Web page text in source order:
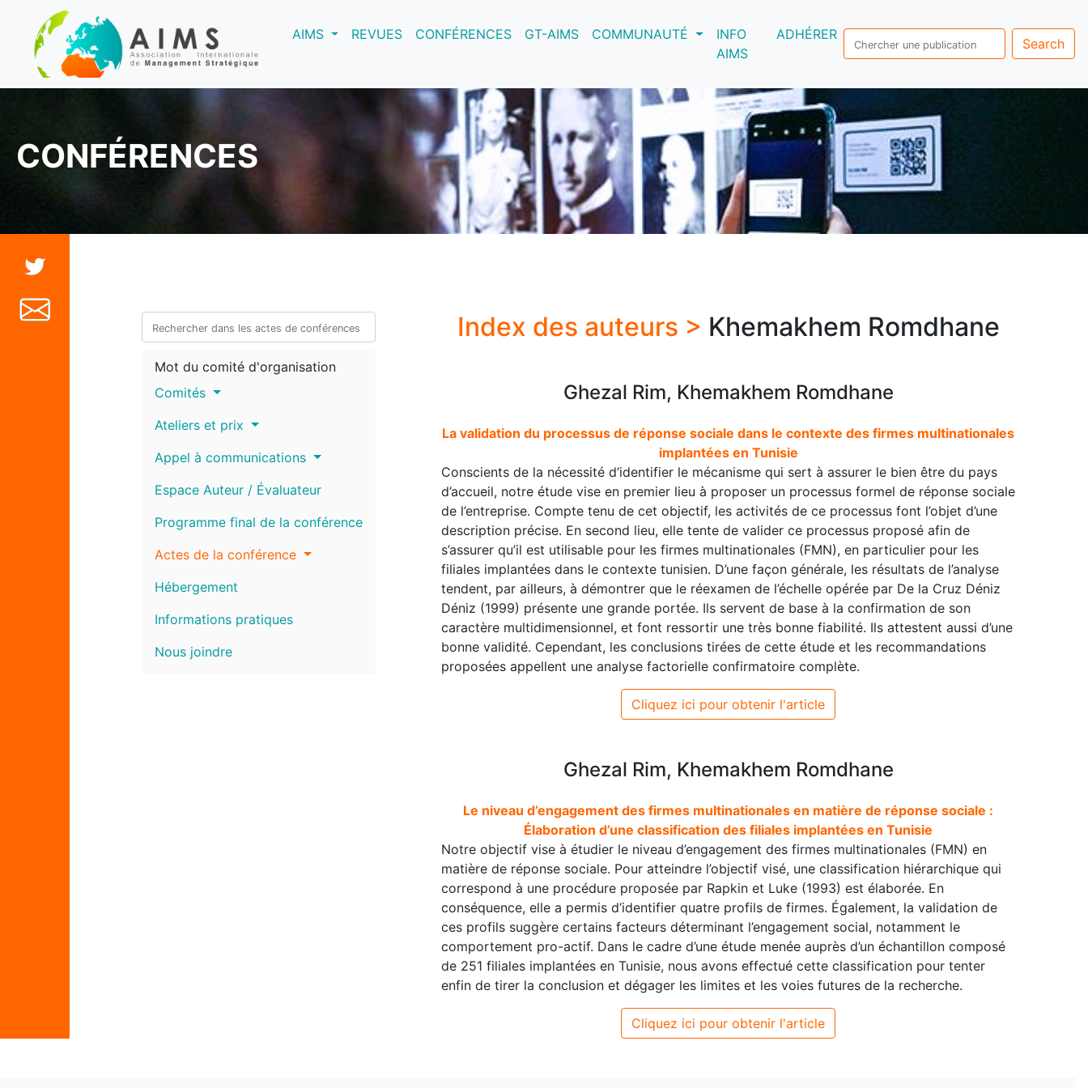
AIMS(current)REVUES CONFÉRENCES GT-AIMS COMMUNAUTÉ
INFO
AIMS
ADHÉRER
Search
CONFÉRENCES
Mot du comité d'organisation
Comités
Ateliers et prix
Appel à communications
Espace Auteur / Évaluateur
Programme final de la conférence
Actes de la conférence
Hébergement
Informations pratiques
Nous joindre
Index des auteurs > Khemakhem Romdhane
Ghezal Rim, Khemakhem Romdhane
La validation du processus de réponse sociale dans le contexte des firmes multinationales
implantées en Tunisie
Conscients de la nécessité d’identifier le mécanisme qui sert à assurer le bien être du pays
d’accueil, notre étude vise en premier lieu à proposer un processus formel de réponse sociale
de l’entreprise. Compte tenu de cet objectif, les activités de ce processus font l’objet d’une
description précise. En second lieu, elle tente de valider ce processus proposé afin de
s’assurer qu’il est utilisable pour les firmes multinationales (FMN), en particulier pour les
filiales implantées dans le contexte tunisien. D’une façon générale, les résultats de l’analyse
tendent, par ailleurs, à démontrer que le réexamen de l’échelle opérée par De la Cruz Déniz
Déniz (1999) présente une grande portée. Ils servent de base à la confirmation de son
caractère multidimensionnel, et font ressortir une très bonne fiabilité. Ils attestent aussi d’une
bonne validité. Cependant, les conclusions tirées de cette étude et les recommandations
proposées appellent une analyse factorielle confirmatoire complète.
Cliquez ici pour obtenir l'article
Ghezal Rim, Khemakhem Romdhane
Le niveau d’engagement des firmes multinationales en matière de réponse sociale :
Élaboration d’une classification des filiales implantées en Tunisie
Notre objectif vise à étudier le niveau d’engagement des firmes multinationales (FMN) en
matière de réponse sociale. Pour atteindre l’objectif visé, une classification hiérarchique qui
correspond à une procédure proposée par Rapkin et Luke (1993) est élaborée. En
conséquence, elle a permis d’identifier quatre profils de firmes. Également, la validation de
ces profils suggère certains facteurs déterminant l’engagement social, notamment le
comportement pro-actif. Dans le cadre d’une étude menée auprès d’un échantillon composé
de 251 filiales implantées en Tunisie, nous avons effectué cette classification pour tenter
enfin de tirer la conclusion et dégager les limites et les voies futures de la recherche.
Cliquez ici pour obtenir l'article